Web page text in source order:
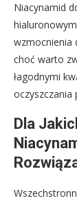
Niacynamid
wzmocnienia
choć warto
łagodnymi
oczyszczania
Dla